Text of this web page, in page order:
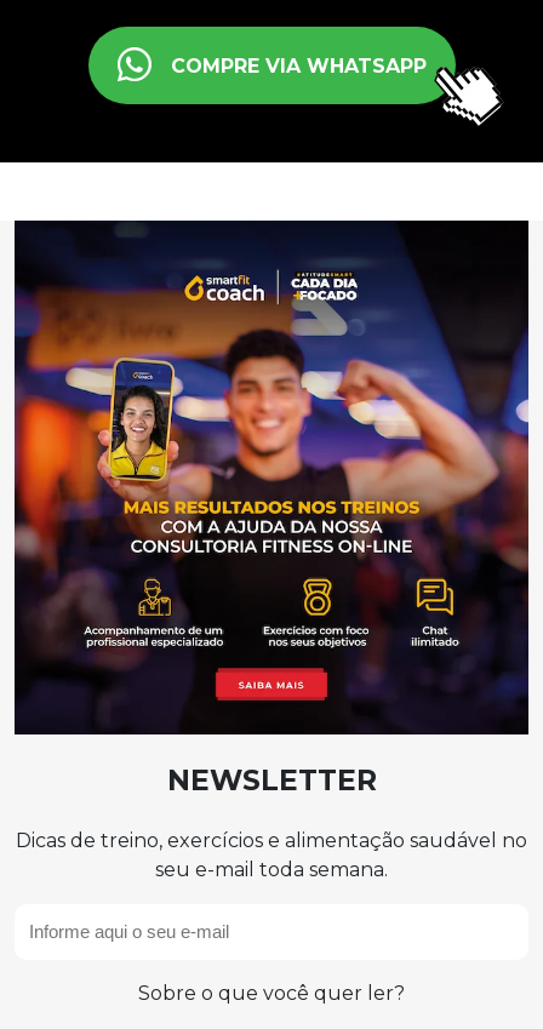
COMPRE VIA WHATSAPP
NEWSLETTER
Dicas de treino, exercícios e alimentação saudável no
seu e-mail toda semana.
Sobre o que você quer ler?